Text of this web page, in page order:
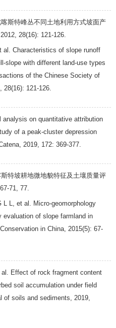
斯特峰丛不同土地利用方式坡面产
2012 28(16): 121-126.
al. Characteristics of slope runoff
slope with different land-use types
of the Chinese Society of
28(16): 121-126.
analysis on quantitative attribution
of a peak-cluster depression
2019 172: 369-377.
特坡耕地微地貌特征及土壤质量评
71, 77.
L L
, et al. Micro-geomorphology
of slope farmland in
in China 2015(5): 67-
al. Effect of rock fragment content
soil accumulation under field
of soils and sediments 2019